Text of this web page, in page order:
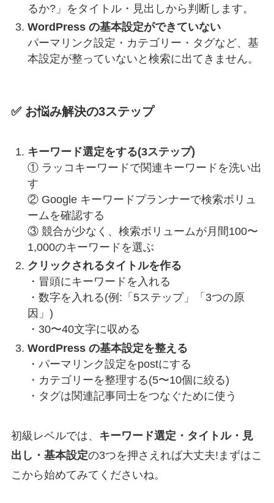
るか?」をタイトル・見出しから判断します。
WordPress の基本設定ができていない
パーマリンク設定・カテゴリー・タグなど、基
本設定が整っていないと検索に出てきません。
✅ お悩み解決の3ステップ
キーワード選定をする(3ステップ)
① ラッコキーワードで関連キーワードを洗い出
す
② Google キーワードプランナーで検索ボリュ
ームを確認する
③ 競合が少なく、検索ボリュームが月間100〜
1,000のキーワードを選ぶ
クリックされるタイトルを作る
・冒頭にキーワードを入れる
・数字を入れる(例:「5ステップ」「3つの原
因」)
・30〜40文字に収める
WordPress の基本設定を整える
・パーマリンク設定をpostにする
・カテゴリーを整理する(5〜10個に絞る)
・タグは関連記事同士をつなぐために使う
初級レベルでは、 キーワード選定・タイトル・見
出し・基本設定の3つを押さえれば大丈夫!まずはこ
こから始めてみてくださいね。